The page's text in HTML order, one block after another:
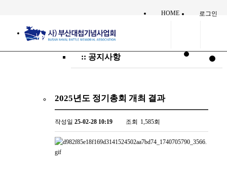
HOME 로그인
:: 공지사항
2025년도 정기총회 개최 결과
작성일 25-02-28 10:19 조회 1,585회